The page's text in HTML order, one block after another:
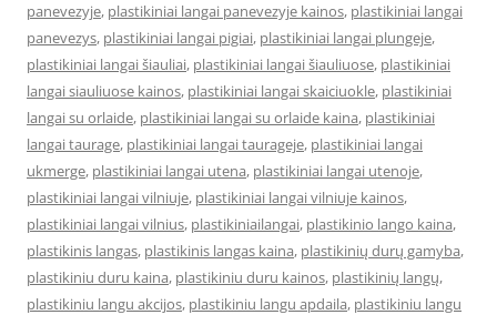
panevezyje, plastikiniai langai panevezyje kainos, plastikiniai langai
panevezys, plastikiniai langai pigiai, plastikiniai langai plungeje,
plastikiniai langai šiauliai, plastikiniai langai šiauliuose, plastikiniai
langai siauliuose kainos, plastikiniai langai skaiciuokle, plastikiniai
langai su orlaide, plastikiniai langai su orlaide kaina, plastikiniai
langai taurage, plastikiniai langai taurageje, plastikiniai langai
ukmerge, plastikiniai langai utena, plastikiniai langai utenoje,
plastikiniai langai vilniuje, plastikiniai langai vilniuje kainos,
plastikiniai langai vilnius, plastikiniailangai, plastikinio lango kaina,
plastikinis langas, plastikinis langas kaina, plastikinių durų gamyba,
plastikiniu duru kaina, plastikiniu duru kainos, plastikinių langų,
plastikiniu langu akcijos, plastikiniu langu apdaila, plastikiniu langu